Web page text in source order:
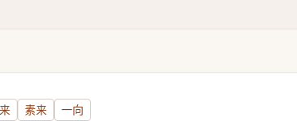
素来 一向